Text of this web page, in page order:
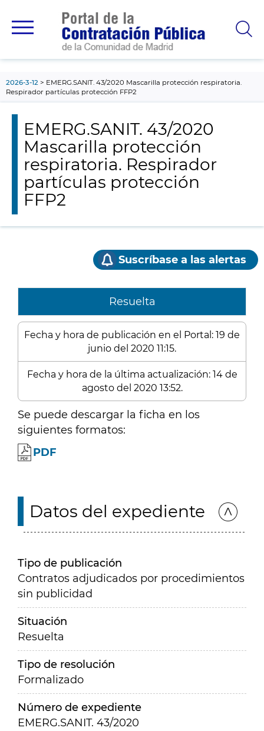
principal
2026-3-12
EMERG.SANIT. 43/2020 Mascarilla protección respiratoria.
Respirador partículas protección FFP2
EMERG.SANIT. 43/2020
Mascarilla protección
respiratoria. Respirador
partículas protección
FFP2
Suscríbase a las alertas
Resuelta
Fecha y hora de publicación en el Portal: 19 de
junio del 2020 11:15.
Fecha y hora de la última actualización: 14 de
agosto del 2020 13:52.
Se puede descargar la ficha en los
siguientes formatos:
PDF
Datos del expediente
Tipo de publicación
Contratos adjudicados por procedimientos
sin publicidad
Situación
Resuelta
Tipo de resolución
Formalizado
Número de expediente
EMERG.SANIT. 43/2020